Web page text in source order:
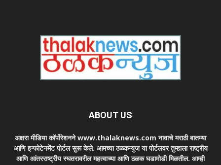
ABOUT US
अक्षरा मीडिया कॉर्पोरेशनने www.thalaknews.com नावाचे मराठी बातम्या
आणि इन्फोटेनमेंट पोर्टल सुरू केले. आमच्या ठळकन्युज या पोर्टलवर तुम्हाला राष्ट्रीय
आणि आंतरराष्ट्रीय स्घतरावरील महत्वाच्या आणि ठळक घडामोडी मिळतील. आम्ही